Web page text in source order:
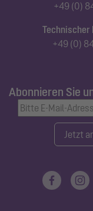
+49 (0)
Technischer
+49 (0)
Abonnieren Sie
Jetzt